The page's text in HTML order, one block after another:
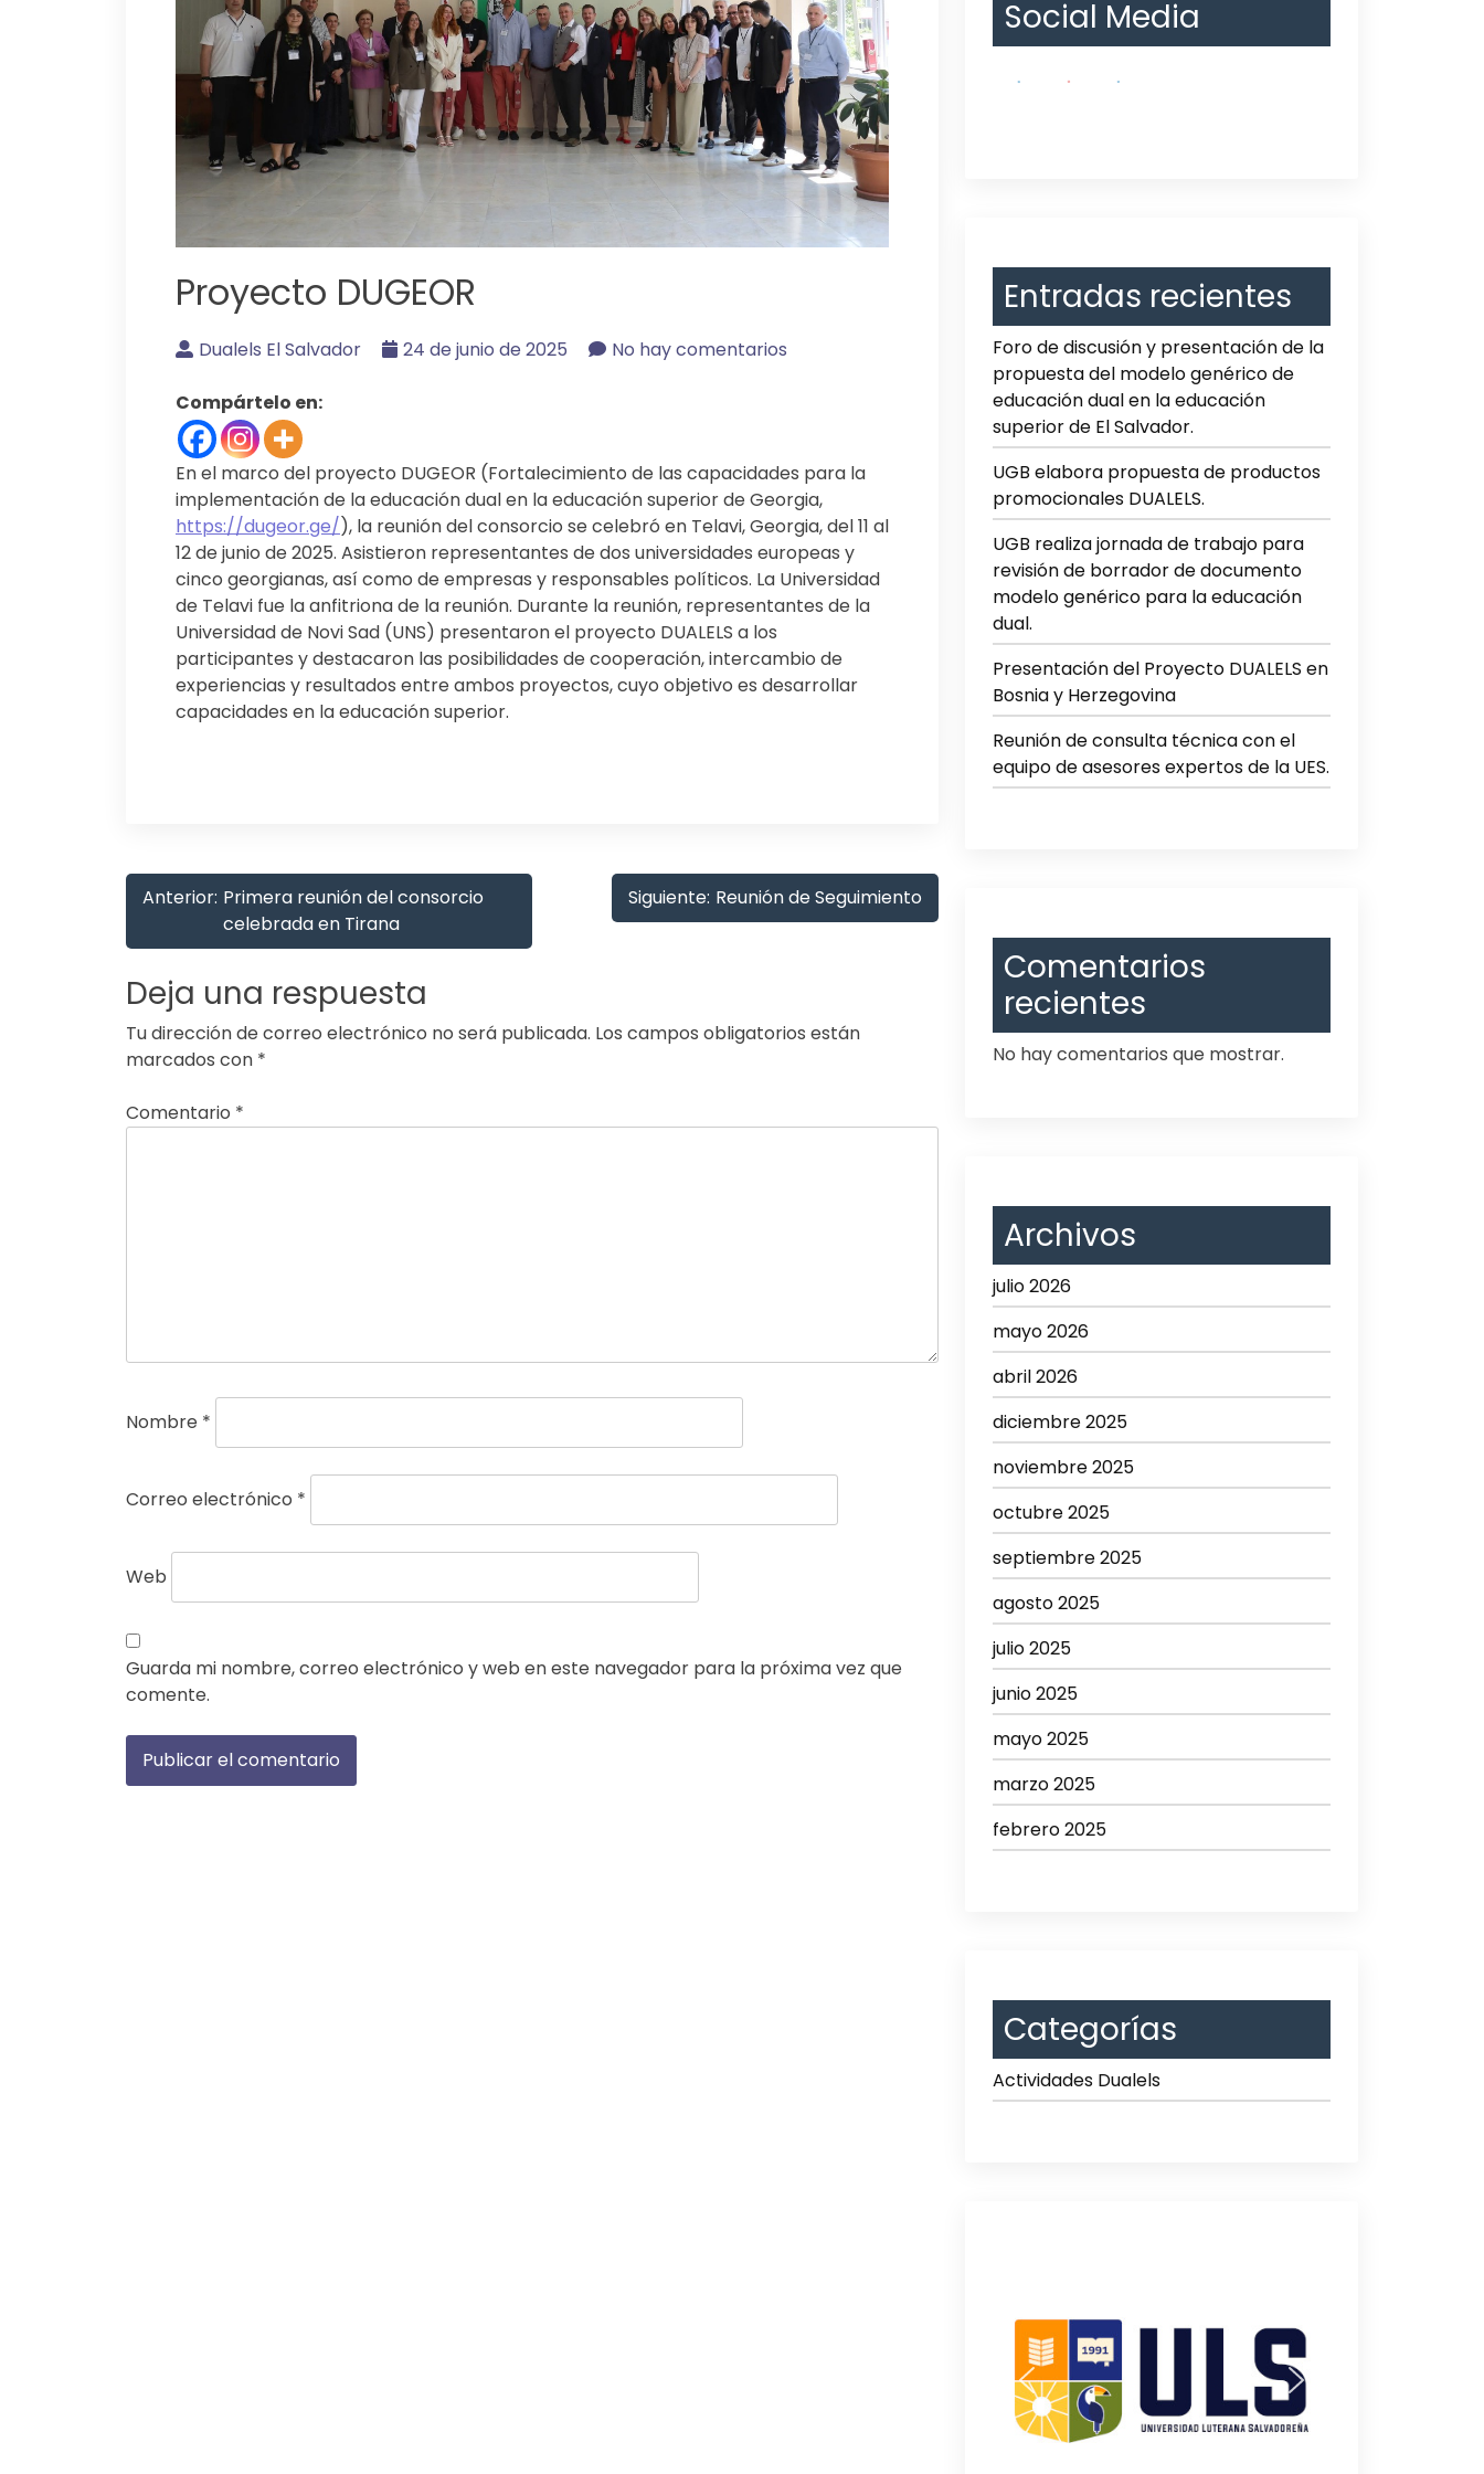
Proyecto DUGEOR
Dualels El Salvador 24 de junio de 2025 No hay comentarios
Compártelo en:
En el marco del proyecto DUGEOR (Fortalecimiento de las capacidades para la
implementación de la educación dual en la educación superior de Georgia,
https://dugeor.ge/), la reunión del consorcio se celebró en Telavi, Georgia, del 11 al
12 de junio de 2025. Asistieron representantes de dos universidades europeas y
cinco georgianas, así como de empresas y responsables políticos. La Universidad
de Telavi fue la anfitriona de la reunión. Durante la reunión, representantes de la
Universidad de Novi Sad (UNS) presentaron el proyecto DUALELS a los
participantes y destacaron las posibilidades de cooperación, intercambio de
experiencias y resultados entre ambos proyectos, cuyo objetivo es desarrollar
capacidades en la educación superior.
Navegación
de
entradas
Anterior: Primera reunión del consorcio
celebrada en Tirana
Siguiente: Reunión de Seguimiento
Deja una respuesta
Tu dirección de correo electrónico no será publicada. Los campos obligatorios están
marcados con *
Comentario *
Nombre *
Correo electrónico *
Web
Guarda mi nombre, correo electrónico y web en este navegador para la próxima vez que
comente.
Social Media
Entradas recientes
Foro de discusión y presentación de la
propuesta del modelo genérico de
educación dual en la educación
superior de El Salvador.
UGB elabora propuesta de productos
promocionales DUALELS.
UGB realiza jornada de trabajo para
revisión de borrador de documento
modelo genérico para la educación
dual.
Presentación del Proyecto DUALELS en
Bosnia y Herzegovina
Reunión de consulta técnica con el
equipo de asesores expertos de la UES.
Comentarios
recientes
No hay comentarios que mostrar.
Archivos
julio 2026
mayo 2026
abril 2026
diciembre 2025
noviembre 2025
octubre 2025
septiembre 2025
agosto 2025
julio 2025
junio 2025
mayo 2025
marzo 2025
febrero 2025
Categorías
Actividades Dualels